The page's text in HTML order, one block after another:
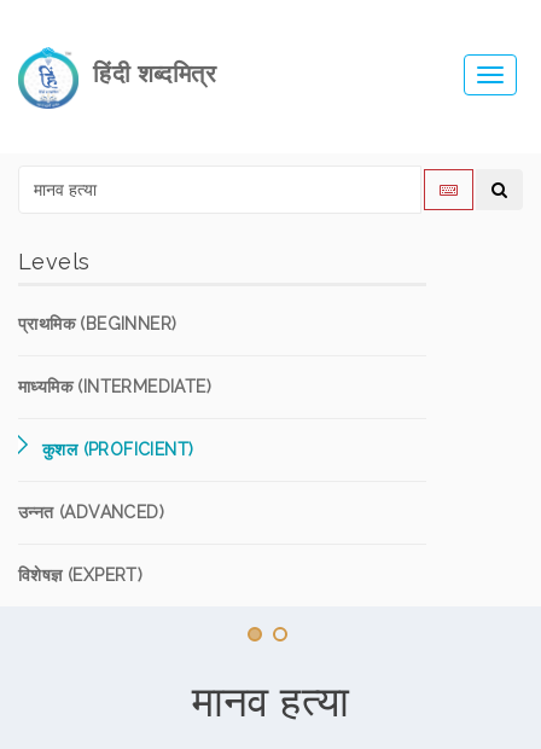
हिंदी शब्दमित्र
Levels
प्राथमिक (BEGINNER)
माध्यमिक (INTERMEDIATE)
कुशल (PROFICIENT)
उन्नत (ADVANCED)
विशेषज्ञ (EXPERT)
मानव हत्या